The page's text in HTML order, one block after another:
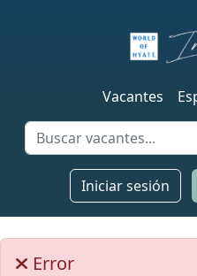
Vacantes
Iniciar sesión
Error